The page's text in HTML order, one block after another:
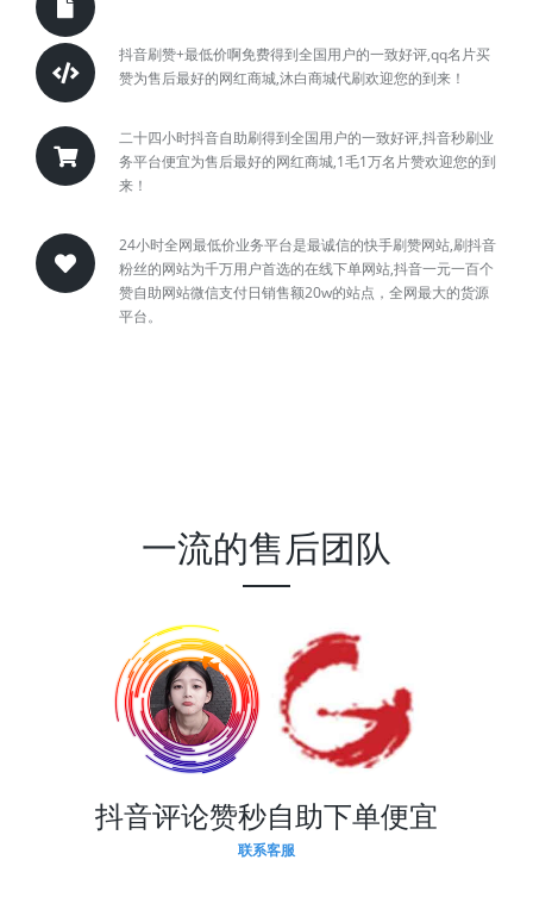
抖音刷赞+最低价啊免费得到全国用户的一致好评,qq名片买
赞为售后最好的网红商城,沐白商城代刷欢迎您的到来！
二十四小时抖音自助刷得到全国用户的一致好评,抖音秒刷业
务平台便宜为售后最好的网红商城,1毛1万名片赞欢迎您的到
来！
24小时全网最低价业务平台是最诚信的快手刷赞网站,刷抖音
粉丝的网站为千万用户首选的在线下单网站,抖音一元一百个
赞自助网站微信支付日销售额20w的站点，全网最大的货源
平台。
一流的售后团队
抖音评论赞秒自助下单便宜
联系客服